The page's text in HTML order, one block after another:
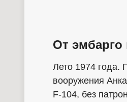
От эмбарго
Лето 1974 года.
вооружения
F-104, без